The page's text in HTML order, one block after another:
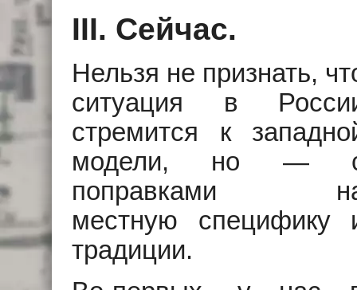
III. Сейчас.
Нельзя не признать,
ситуация в
стремится к
модели, но —
поправками
местную специфику
традиции.